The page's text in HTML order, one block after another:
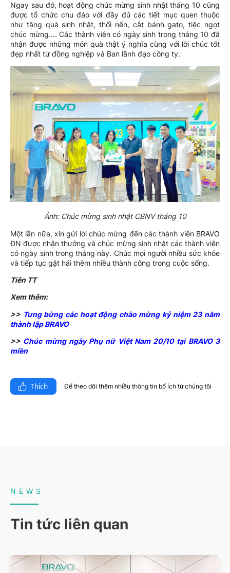
Ngay sau đó, hoạt động chúc mừng sinh nhật tháng 10 cũng
được tổ chức chu đáo với đầy đủ các tiết mục quen thuộc
như tặng quà sinh nhật, thổi nến, cắt bánh gato, tiệc ngọt
chúc mừng.... Các thành viên có ngày sinh trong tháng 10 đã
nhận được những món quà thật ý nghĩa cùng với lời chúc tốt
đẹp nhất từ đồng nghiệp và Ban lãnh đạo công ty.
Ảnh: Chúc mừng sinh nhật CBNV tháng 10
Một lần nữa, xin gửi lời chúc mừng đến các thành viên BRAVO
ĐN được nhận thưởng và chúc mừng sinh nhật các thành viên
có ngày sinh trong tháng này. Chúc mọi người nhiều sức khỏe
và tiếp tục gặt hái thêm nhiều thành công trong cuộc sống.
Tiên TT
Xem thêm:
>> Tưng bừng các hoạt động chào mừng kỷ niệm 23 năm
thành lập BRAVO
>> Chúc mừng ngày Phụ nữ Việt Nam 20/10 tại BRAVO 3
miền
Thích Để theo dõi thêm nhiều thông tin bổ ích từ chúng tôi​
NEWS
Tin tức liên quan